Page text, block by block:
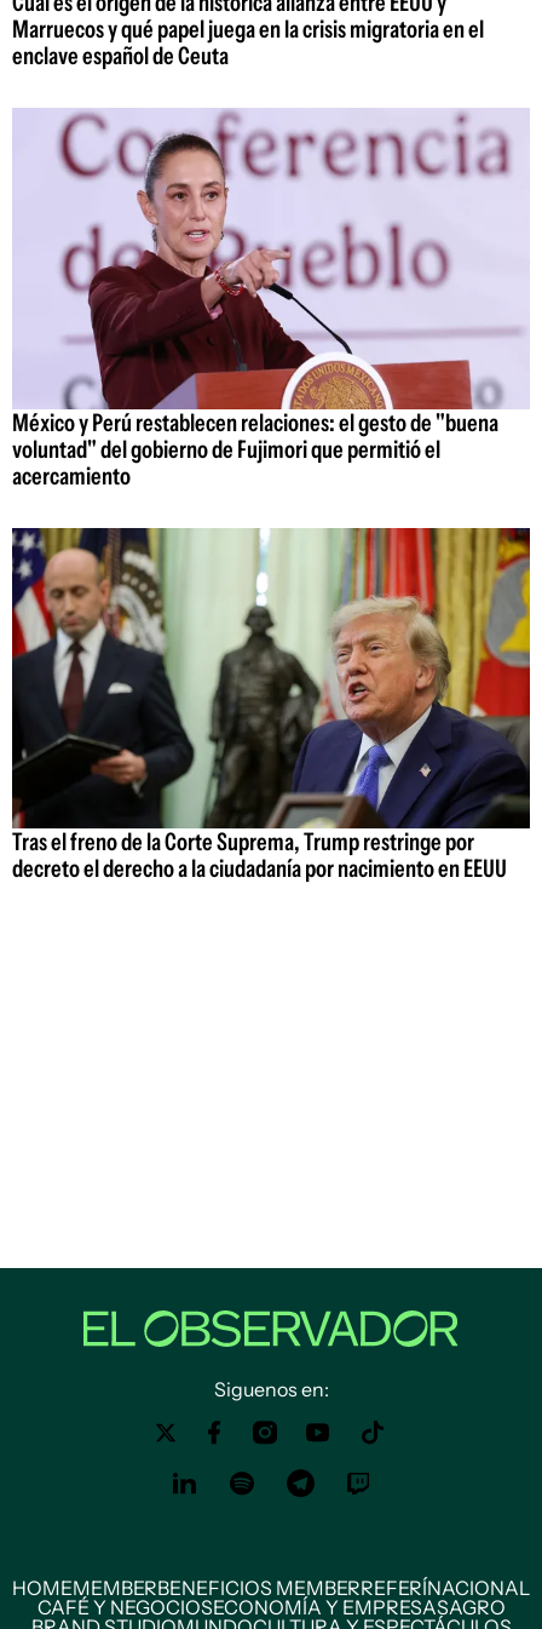
Marruecos y qué papel juega en la crisis migratoria en el
enclave español de Ceuta
México y Perú restablecen relaciones: el gesto de "buena
voluntad" del gobierno de Fujimori que permitió el
acercamiento
Tras el freno de la Corte Suprema, Trump restringe por
decreto el derecho a la ciudadanía por nacimiento en EEUU
Siguenos en:
HOMEMEMBERBENEFICIOS MEMBERREFERÍNACIONAL
CAFÉ Y NEGOCIOSECONOMÍA Y EMPRESASAGRO